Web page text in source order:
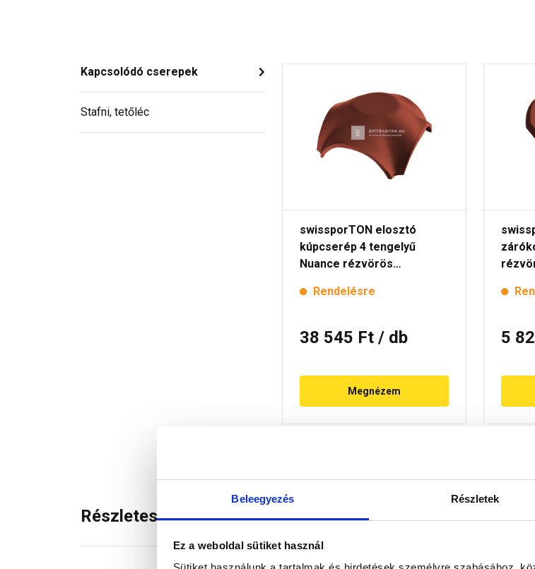
Beleegyezés Részletek
Ez a weboldal sütiket használ
Kapcsolódó cserepek
Stafni, tetőléc
swissporTON elosztó
kúpcserép 4 tengelyű
Nuance rézvörös
Rendelésre
38 545 Ft / db
Megnézem
5
Részletes leírás